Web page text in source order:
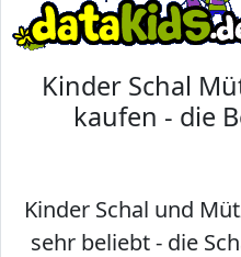
Kinder Schal
kaufen - die
Kinder Schal und
sehr beliebt - die